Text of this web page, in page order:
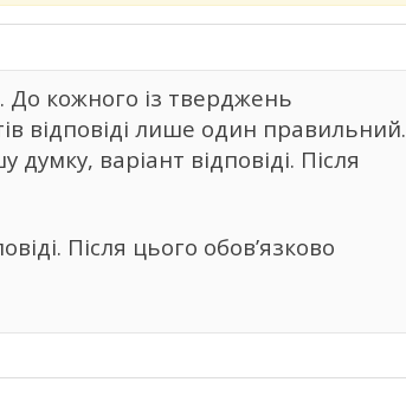
кожного із тверджень
відповіді лише один правильний.
варіант відповіді. Після
Після цього обов’язково